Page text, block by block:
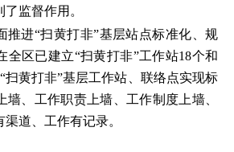
监督作用。
推进“扫黄打非”基层站点标准化、规
全区已建立“扫黄打非”工作站18个和
扫黄打非”基层工作站、联络点实现标
墙、工作职责上墙、工作制度上墙、
道、工作有记录。